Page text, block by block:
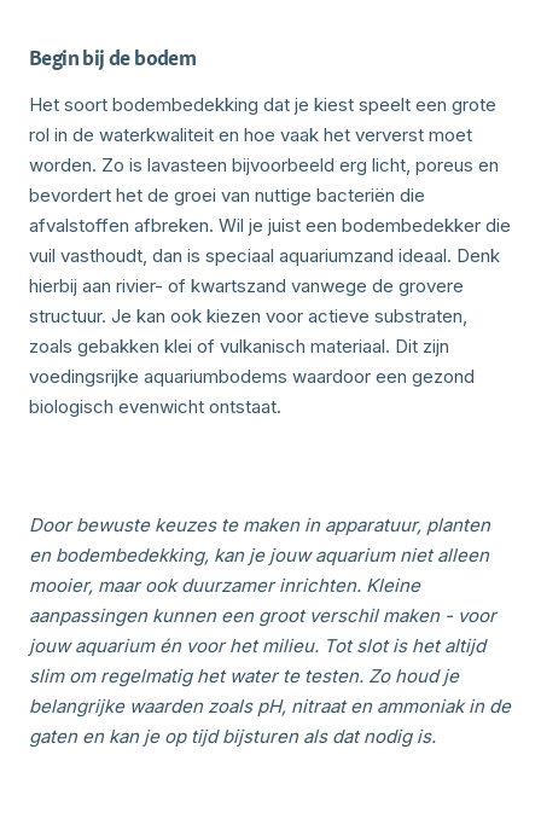
Begin bij de bodem
Het soort bodembedekking dat je kiest speelt een grote
rol in de waterkwaliteit en hoe vaak het ververst moet
worden. Zo is lavasteen bijvoorbeeld erg licht, poreus en
bevordert het de groei van nuttige bacteriën die
afvalstoffen afbreken. Wil je juist een bodembedekker die
vuil vasthoudt, dan is speciaal aquariumzand ideaal. Denk
hierbij aan rivier- of kwartszand vanwege de grovere
structuur. Je kan ook kiezen voor actieve substraten,
zoals gebakken klei of vulkanisch materiaal. Dit zijn
voedingsrijke aquariumbodems waardoor een gezond
biologisch evenwicht ontstaat.
Door bewuste keuzes te maken in apparatuur, planten
en bodembedekking, kan je jouw aquarium niet alleen
mooier, maar ook duurzamer inrichten. Kleine
aanpassingen kunnen een groot verschil maken - voor
jouw aquarium én voor het milieu. Tot slot is het altijd
slim om regelmatig het water te testen. Zo houd je
belangrijke waarden zoals pH, nitraat en ammoniak in de
gaten en kan je op tijd bijsturen als dat nodig is.